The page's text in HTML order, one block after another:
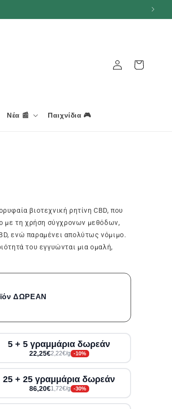
Νέα 📰 Παιχνίδια 🎮
Σύνδεση Καλάθι
βιοτεχνική ρητίνη CBD, που
με τη χρήση σύγχρονων μεθόδων,
ενώ παραμένει απολύτως νόμιμο.
του εγγυώνται μια ομαλή,
ΔΩΡΕΑΝ
5 + 5 γραμμάρια δωρεάν
22,25€2,22€/g -10%
25 + 25 γραμμάρια δωρεάν
86,20€1,72€/g -30%